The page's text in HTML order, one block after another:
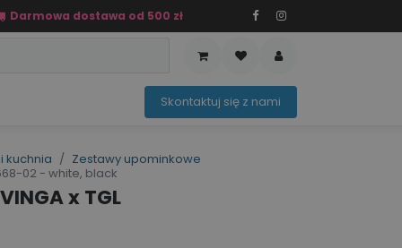
Darmowa dostawa od 500 zł
OFERTA SEZONOWASko​ntaktuj ​​​​się z nami​​​​
kuchnia
Zestawy upominkowe
02 - white, black
x TGL